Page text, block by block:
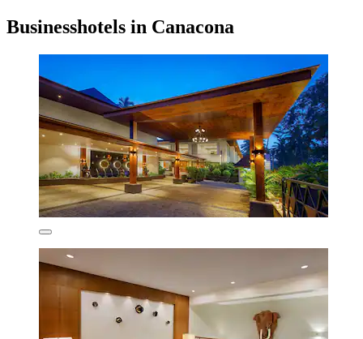
Businesshotels in Canacona